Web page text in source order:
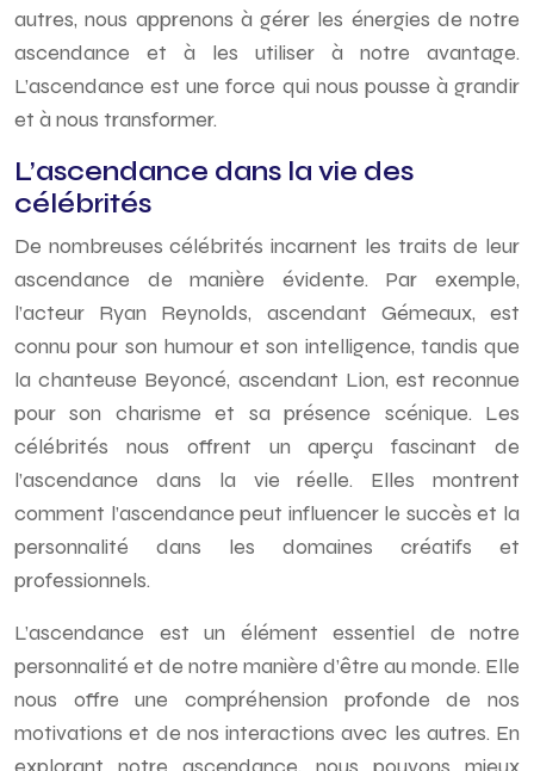
autres, nous apprenons à gérer les énergies de notre
ascendance et à les utiliser à notre avantage.
L’ascendance est une force qui nous pousse à grandir
et à nous transformer.
L’ascendance dans la vie des
célébrités
De nombreuses célébrités incarnent les traits de leur
ascendance de manière évidente. Par exemple,
l’acteur Ryan Reynolds, ascendant Gémeaux, est
connu pour son humour et son intelligence, tandis que
la chanteuse Beyoncé, ascendant Lion, est reconnue
pour son charisme et sa présence scénique. Les
célébrités nous offrent un aperçu fascinant de
l’ascendance dans la vie réelle. Elles montrent
comment l’ascendance peut influencer le succès et la
personnalité dans les domaines créatifs et
professionnels.
L’ascendance est un élément essentiel de notre
personnalité et de notre manière d’être au monde. Elle
nous offre une compréhension profonde de nos
motivations et de nos interactions avec les autres. En